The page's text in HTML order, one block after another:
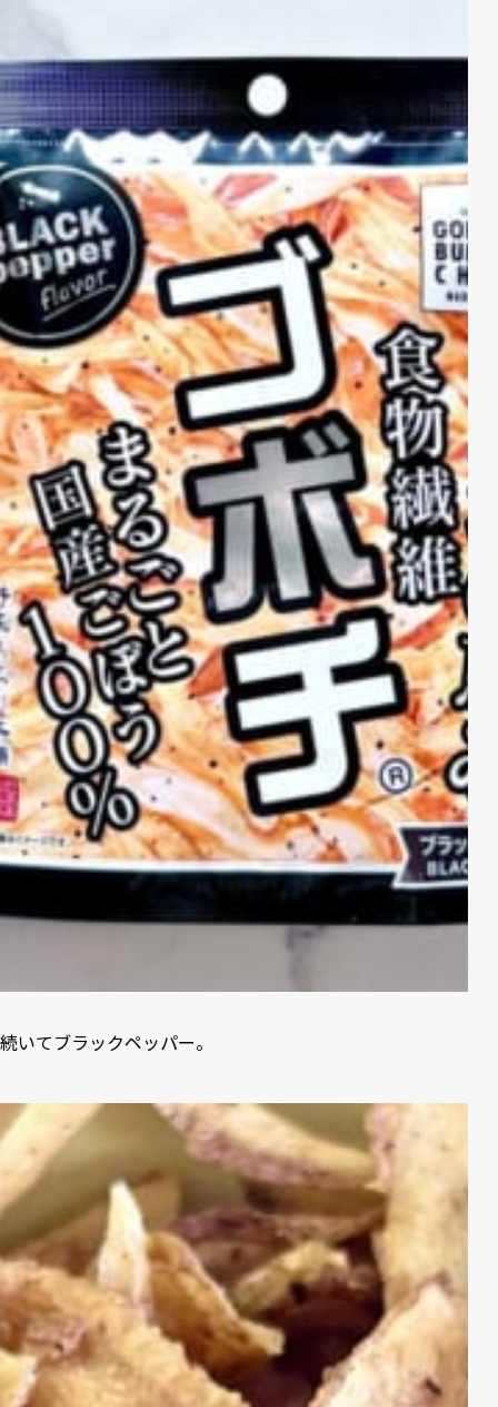
続いてブラックペッパー。